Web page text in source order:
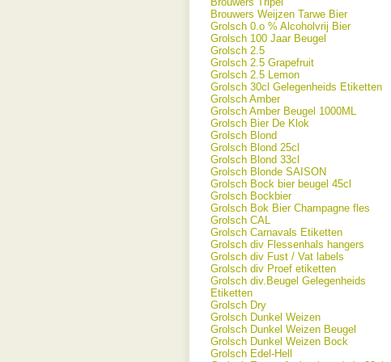
Brouwers Weijzen Tarwe Bier
Grolsch 0.o % Alcoholvrij Bier
Grolsch 100 Jaar Beugel
Grolsch 2.5
Grolsch 2.5 Grapefruit
Grolsch 2.5 Lemon
Grolsch 30cl Gelegenheids Etiketten
Grolsch Amber
Grolsch Amber Beugel 1000ML
Grolsch Bier De Klok
Grolsch Blond
Grolsch Blond 25cl
Grolsch Blond 33cl
Grolsch Blonde SAISON
Grolsch Bock bier beugel 45cl
Grolsch Bockbier
Grolsch Bok Bier Champagne fles
Grolsch CAL
Grolsch Carnavals Etiketten
Grolsch div Flessenhals hangers
Grolsch div Fust / Vat labels
Grolsch div Proef etiketten
Grolsch div.Beugel Gelegenheids
Etiketten
Grolsch Dry
Grolsch Dunkel Weizen
Grolsch Dunkel Weizen Beugel
Grolsch Dunkel Weizen Bock
Grolsch Edel-Hell